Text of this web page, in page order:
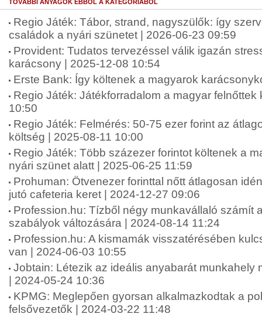
TOVÁBBI ANYAGOK EBBŐL A KATEGÓRIÁBÓL
Regio Játék: Tábor, strand, nagyszülők: így
családok a nyári szünetet | 2026-06-23 09:59
Provident: Tudatos tervezéssel válik igazán
karácsony | 2025-12-08 10:54
Erste Bank: Így költenek a magyarok
Regio Játék: Játékforradalom a magyar felnőttek
10:50
Regio Játék: Felmérés: 50-75 ezer forint az
költség | 2025-08-11 10:00
Regio Játék: Több százezer forintot költenek a
nyári szünet alatt | 2025-06-25 11:59
Prohuman: Ötvenezer forinttal nőtt átlagosan
jutó cafeteria keret | 2024-12-27 09:06
Profession.hu: Tízből négy munkavállaló számít
szabályok változására | 2024-08-14 11:24
Profession.hu: A kismamák visszatérésében
van | 2024-06-03 10:55
Jobtain: Létezik az ideális anyabarát munkahely
| 2024-05-24 10:36
KPMG: Meglepően gyorsan alkalmazkodtak a
felsővezetők | 2024-03-22 11:48